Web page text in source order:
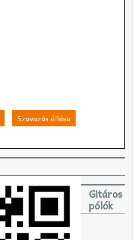
Szavazás állása
Gitáros
pólók